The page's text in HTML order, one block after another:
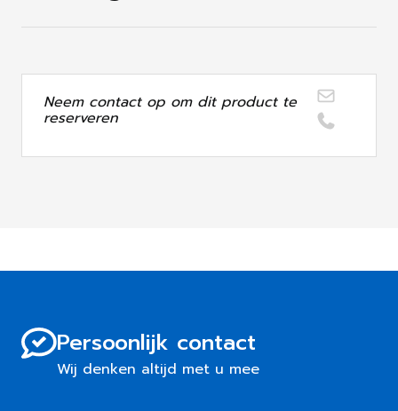
Neem contact op om dit product te
reserveren
Persoonlijk contact
Wij denken altijd met u mee